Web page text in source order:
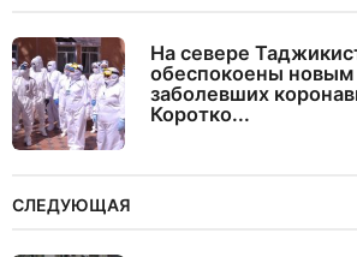
На севере
обеспокоены новым
заболевших
Коротко...
СЛЕДУЮЩАЯ